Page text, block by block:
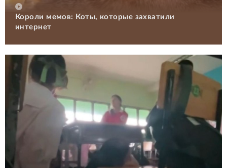
Короли мемов: Коты, которые захватили
интернет